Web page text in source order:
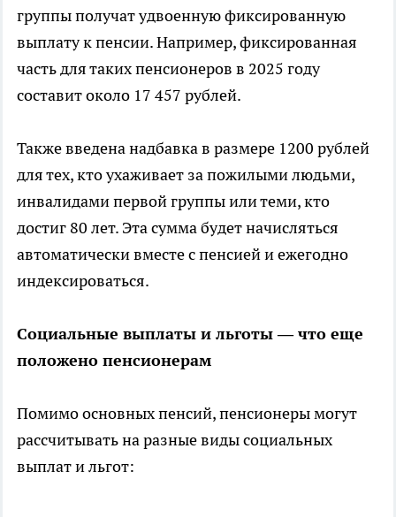
группы получат удвоенную фиксированную
выплату к пенсии. Например, фиксированная
часть для таких пенсионеров в 2025 году
составит около 17 457 рублей.
Также введена надбавка в размере 1200 рублей
для тех, кто ухаживает за пожилыми людьми,
инвалидами первой группы или теми, кто
достиг 80 лет. Эта сумма будет начисляться
автоматически вместе с пенсией и ежегодно
индексироваться.
Социальные выплаты и льготы — что еще
положено пенсионерам
Помимо основных пенсий, пенсионеры могут
рассчитывать на разные виды социальных
выплат и льгот: